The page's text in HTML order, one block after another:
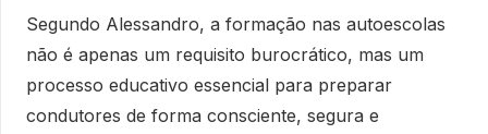
Segundo Alessandro, a formação nas autoescolas
não é apenas um requisito burocrático, mas um
processo educativo essencial para preparar
condutores de forma consciente, segura e